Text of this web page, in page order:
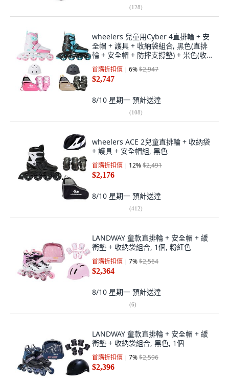
(128)
wheelers 兒童用Cyber 4直排輪 + 安
全帽 + 護具 + 收納袋組合, 黑色(直排
輪 + 安全帽 + 防摔支撐墊) + 米色(收納
包), 1組
首購折扣價 6%$2,947
$2,747
8/10 星期一 預計送達
(108)
wheelers ACE 2兒童直排輪 + 收納袋
+ 護具 + 安全帽組, 黑色
首購折扣價 12%$2,491
$2,176
8/10 星期一 預計送達
(412)
LANDWAY 童款直排輪 + 安全帽 + 緩
衝墊 + 收納袋組合, 1個, 粉紅色
首購折扣價 7%$2,564
$2,364
8/10 星期一 預計送達
(6)
LANDWAY 童款直排輪 + 安全帽 + 緩
衝墊 + 收納袋組合, 黑色, 1個
首購折扣價 7%$2,596
$2,396